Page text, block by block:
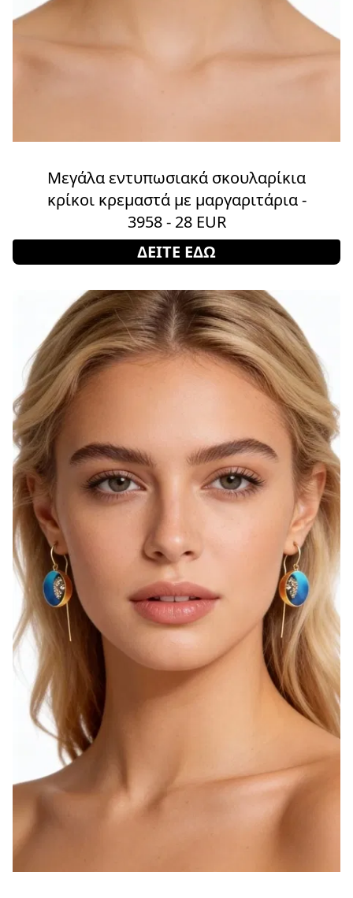
Μεγάλα εντυπωσιακά σκουλαρίκια
κρίκοι κρεμαστά με μαργαριτάρια -
3958 - 28 EUR
ΔΕΙΤΕ ΕΔΩ